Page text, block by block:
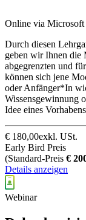
Online via Microsoft
Durch diesen
geben wir Ihnen die
abgegrenzten und
können sich jene
oder Anfänger*In
Wissensgewinnung
Idee eines
€ 180,00exkl. USt.
Early Bird Preis
(Standard-Preis €
Details anzeigen
Webinar